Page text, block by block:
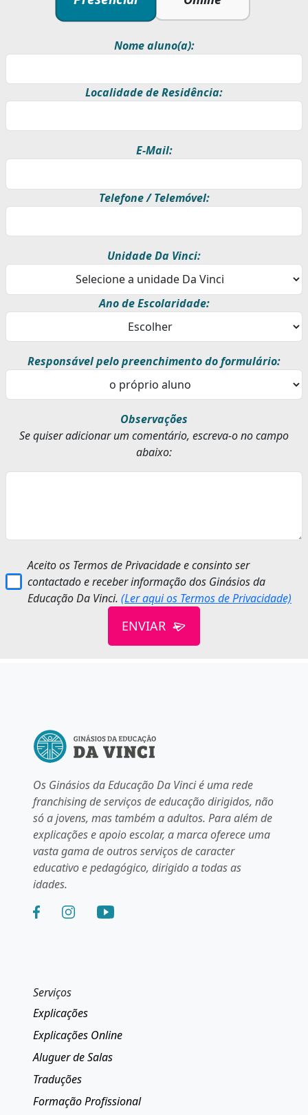
Nome aluno(a):
Localidade de Residência:
E-Mail:
Telefone / Telemóvel:
Unidade Da Vinci:
Ano de Escolaridade:
Responsável pelo preenchimento do formulário:
Observações
Se quiser adicionar um comentário, escreva-o no campo
abaixo:
Aceito os Termos de Privacidade e consinto ser
contactado e receber informação dos Ginásios da
Educação Da Vinci.(Ler aqui os Termos de Privacidade)
ENVIAR
Os Ginásios da Educação Da Vinci é uma rede
franchising de serviços de educação dirigidos, não
só a jovens, mas também a adultos. Para além de
explicações e apoio escolar, a marca oferece uma
vasta gama de outros serviços de caracter
educativo e pedagógico, dirigido a todas as
idades.
Serviços
Explicações
Explicações Online
Aluguer de Salas
Traduções
Formação Profissional